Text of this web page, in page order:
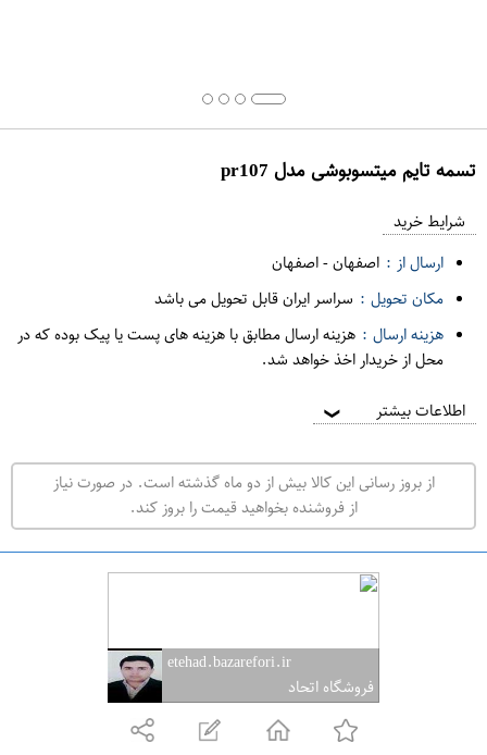
تسمه تایم میتسوبوشی مدل pr107
ف
ر
ت
ه
ر
ا
ص
ه
ا
شرایط خرید
ارسال از : اصفهان-اصفهان
مکان تحویل : سراسر ایران قابل تحویل می باشد
هزینه ارسال : هزینه ارسال مطابق با هزینه های پست یا پیک بوده که در
محل از خریدار اخذ خواهد شد.
اطلاعات بیشتر ❯
از بروز رسانی این کالا بیش از دو ماه گذشته است. در صورت نیاز
از فروشنده بخواهید قیمت را بروز کند.
etehad.bazarefori.ir
فروشگاه اتحاد